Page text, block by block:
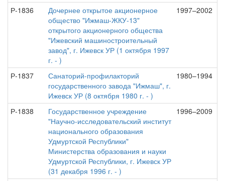
Р-1836
Дочернее открытое акционерное
общество "Ижмаш-ЖКУ-13"
открытого акционерного общества
"Ижевский машиностроительный
завод", г. Ижевск УР (1 октября 1997
г. - )
1997–2002
Р-1837
Санаторий-профилакторий
государственного завода "Ижмаш", г.
Ижевск УР (8 октября 1980 г. - )
1980–1994
Р-1838
Государственное учреждение
"Научно-исследовательский институт
национального образования
Удмуртской Республики"
Министерства образования и науки
Удмуртской Республики, г. Ижевск УР
(31 декабря 1996 г. - )
1996–2009